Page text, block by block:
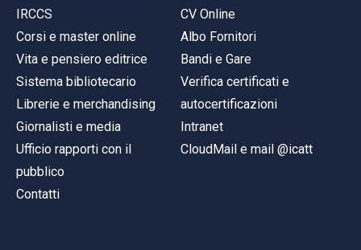
IRCCS
Corsi e master online
Vita e pensiero editrice
Sistema bibliotecario
Librerie e merchandising
Giornalisti e media
Ufficio rapporti con il
pubblico
Contatti
CV Online
Albo Fornitori
Bandi e Gare
Verifica certificati e
autocertificazioni
Intranet
CloudMail e mail @icatt